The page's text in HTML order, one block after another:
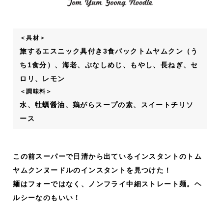
＜具材＞
旅するエスニック具付き3食パックトムヤムクン（う
ち1食分）、海老、ぶなしめじ、もやし、長ねぎ、セ
ロリ、レモン
＜調味料＞
水、牡蠣醤油、鶏がらスープの素、スイートチリソ
ース
この前スーパーで日清から出ているインスタントのトム
ヤムクンヌードルのインスタントを見つけた！
麺はフォーではなく、ノンフライ中細ストレート麺。ヘ
ルシーなのもいい！